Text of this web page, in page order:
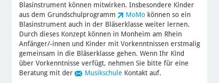
Blasinstrument können mitwirken. Insbesondere Kinder
aus dem Grundschulprogramm
MoMokönnen so ein
Blasinstrument auch in der Bläserklasse weiter lernen.
Durch dieses Konzept können in Monheim am Rhein
Anfänger/-innen und Kinder mit Vorkenntnissen erstmalig
gemeinsam in die Bläserklasse gehen. Wenn Ihr Kind
über Vorkenntnisse verfügt, nehmen Sie bitte für eine
Beratung mit der
Musikschule Kontakt auf.